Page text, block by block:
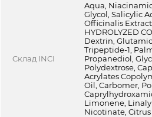
Cклад INCI
Aqua,
Glycol, Salicylic
Officinalis
HYDROLYZED
Dextrin,
Tripeptide-1,
Propanediol,
Polydextrose,
Acrylates
Oil, Carbomer,
Limonene,
Nicotinate,